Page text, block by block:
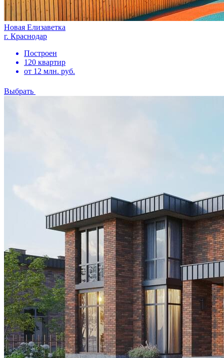
Новая Елизаветка
г. Краснодар
Построен
120 квартир
от 12 млн. руб.
Выбрать